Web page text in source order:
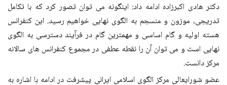
دکتر هادی اکبرزاده ادامه داد: اینگونه می توان تصور کرد که با تکامل
تدریجی، موزون و منسجم به الگوی نهایی خواهیم رسید. این کنفرانس
هسته اولیه و گام اساسی و مهمترین گام در فرآیند دسترسی به الگوی
نهایی است و می توان آن را نقطه عطفی در مجموع کنفرانس های سالانه
مرکز دانست.
عضو شورایعالی مرکز الگوی اسلامی ایرانی پیشرفت در ادامه با اشاره به